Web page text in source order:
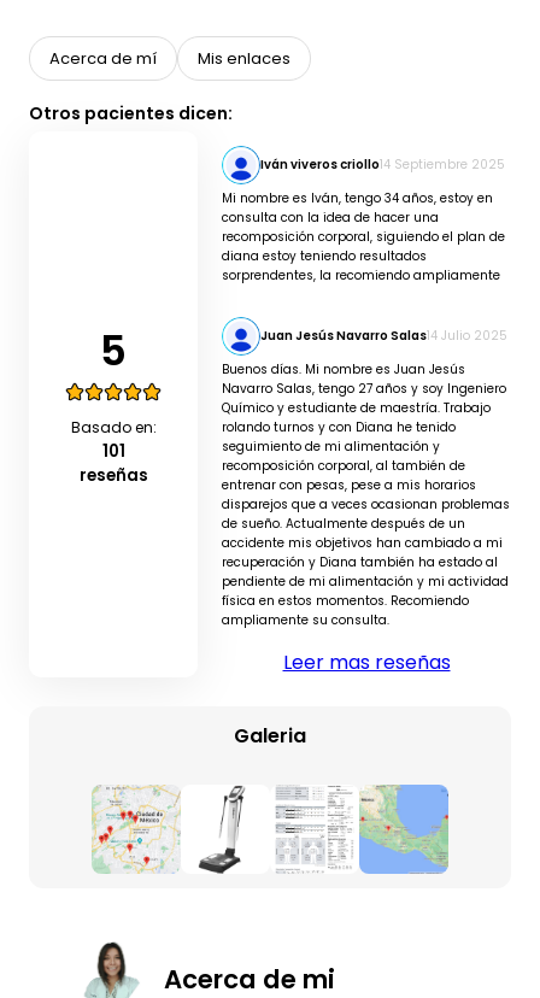
Acerca de mí Mis enlaces
Otros pacientes dicen:
5
Basado en:
101
reseñas
Iván viveros criollo14 Septiembre 2025
Mi nombre es Iván, tengo 34 años, estoy en
consulta con la idea de hacer una
recomposición corporal, siguiendo el plan de
diana estoy teniendo resultados
sorprendentes, la recomiendo ampliamente
Juan Jesús Navarro Salas14 Julio 2025
Buenos días. Mi nombre es Juan Jesús
Navarro Salas, tengo 27 años y soy Ingeniero
Químico y estudiante de maestría. Trabajo
rolando turnos y con Diana he tenido
seguimiento de mi alimentación y
recomposición corporal, al también de
entrenar con pesas, pese a mis horarios
disparejos que a veces ocasionan problemas
de sueño. Actualmente después de un
accidente mis objetivos han cambiado a mi
recuperación y Diana también ha estado al
pendiente de mi alimentación y mi actividad
física en estos momentos. Recomiendo
ampliamente su consulta.
Leer mas reseñas
Galeria
Acerca de mi